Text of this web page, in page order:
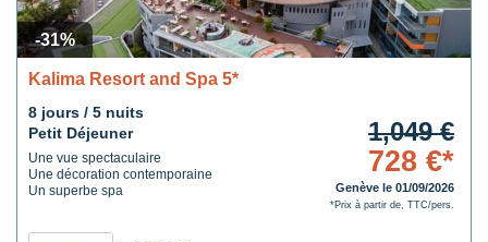
-31%
Kalima Resort and Spa 5*
8 jours / 5 nuits
Petit Déjeuner
Une vue spectaculaire
Une décoration contemporaine
Un superbe spa
1,049 €
728 €*
Genève le 01/09/2026
*Prix à partir de, TTC/pers.